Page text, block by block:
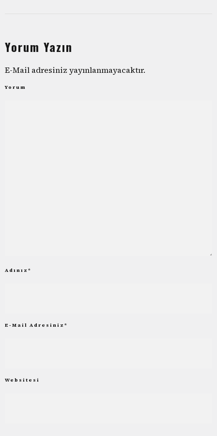
Yorum Yazın
E-Mail adresiniz yayınlanmayacaktır.
Yorum
Adınız *
E-Mail Adresiniz *
Websitesi